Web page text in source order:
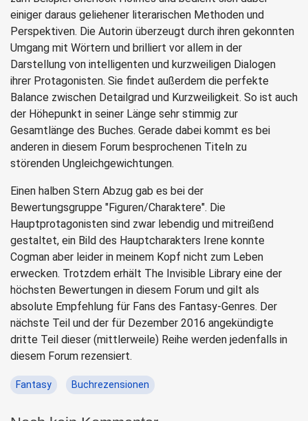
einiger daraus geliehener literarischen Methoden und
Perspektiven. Die Autorin überzeugt durch ihren gekonnten
Umgang mit Wörtern und brilliert vor allem in der
Darstellung von intelligenten und kurzweiligen Dialogen
ihrer Protagonisten. Sie findet außerdem die perfekte
Balance zwischen Detailgrad und Kurzweiligkeit. So ist auch
der Höhepunkt in seiner Länge sehr stimmig zur
Gesamtlänge des Buches. Gerade dabei kommt es bei
anderen in diesem Forum besprochenen Titeln zu
störenden Ungleichgewichtungen.
Einen halben Stern Abzug gab es bei der
Bewertungsgruppe "Figuren/Charaktere". Die
Hauptprotagonisten sind zwar lebendig und mitreißend
gestaltet, ein Bild des Hauptcharakters Irene konnte
Cogman aber leider in meinem Kopf nicht zum Leben
erwecken. Trotzdem erhält The Invisible Library eine der
höchsten Bewertungen in diesem Forum und gilt als
absolute Empfehlung für Fans des Fantasy-Genres. Der
nächste Teil und der für Dezember 2016 angekündigte
dritte Teil dieser (mittlerweile) Reihe werden jedenfalls in
diesem Forum rezensiert.
Fantasy Buchrezensionen